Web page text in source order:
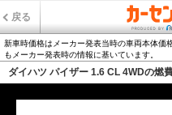
戻る
新車時価格はメーカー発表当時の車両本体価
もメーカー発表時の情報に基いています。
ダイハツ パイザー 1.6 CL 4WDの燃